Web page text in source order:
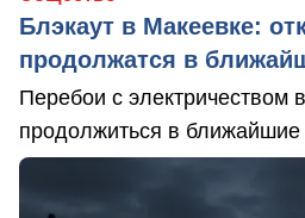
Блэкаут в Макеевке:
продолжатся в
Перебои с электричеством
продолжиться в ближайшие